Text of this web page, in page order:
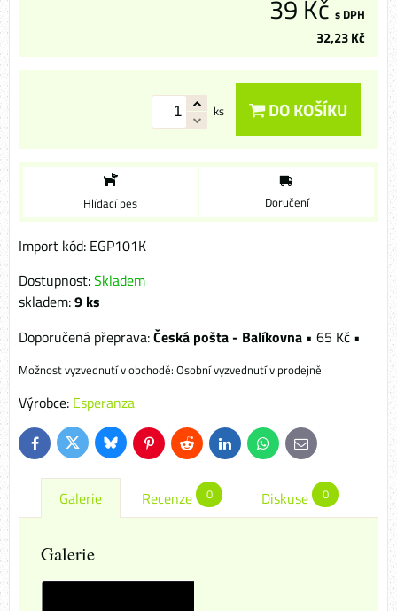
39 Kč s DPH
32,23 Kč
ks DO KOŠÍKU
Hlídací pes Doručení
Import kód: EGP101K
Dostupnost:Skladem
skladem:9 ks
Česká pošta - Balíkovna • 65 Kč •
Osobní vyzvednutí v prodejně
Výrobce: Esperanza
FacebookTwitterBlueskyPinterestReddit LinkedInWhatsApp
E-
mail
Galerie Recenze 0 Diskuse 0
Galerie